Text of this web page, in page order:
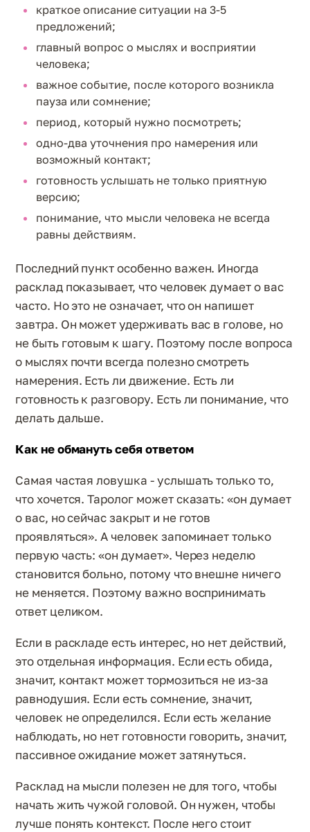
краткое описание ситуации на 3-5
предложений;
главный вопрос о мыслях и восприятии
человека;
важное событие, после которого возникла
пауза или сомнение;
период, который нужно посмотреть;
одно-два уточнения про намерения или
возможный контакт;
готовность услышать не только приятную
версию;
понимание, что мысли человека не всегда
равны действиям.
Последний пункт особенно важен. Иногда
расклад показывает, что человек думает о вас
часто. Но это не означает, что он напишет
завтра. Он может удерживать вас в голове, но
не быть готовым к шагу. Поэтому после вопроса
о мыслях почти всегда полезно смотреть
намерения. Есть ли движение. Есть ли
готовность к разговору. Есть ли понимание, что
делать дальше.
Как не обмануть себя ответом
Самая частая ловушка - услышать только то,
что хочется. Таролог может сказать: «он думает
о вас, но сейчас закрыт и не готов
проявляться». А человек запоминает только
первую часть: «он думает». Через неделю
становится больно, потому что внешне ничего
не меняется. Поэтому важно воспринимать
ответ целиком.
Если в раскладе есть интерес, но нет действий,
это отдельная информация. Если есть обида,
значит, контакт может тормозиться не из-за
равнодушия. Если есть сомнение, значит,
человек не определился. Если есть желание
наблюдать, но нет готовности говорить, значит,
пассивное ожидание может затянуться.
Расклад на мысли полезен не для того, чтобы
начать жить чужой головой. Он нужен, чтобы
лучше понять контекст. После него стоит